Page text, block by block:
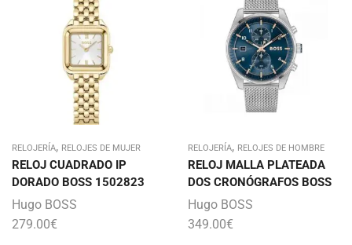
RELOJERÍA, RELOJES DE MUJER
RELOJ CUADRADO IP
DORADO BOSS 1502823
Hugo BOSS
279.00€
RELOJERÍA, RELOJES DE HOMBRE
RELOJ MALLA PLATEADA
DOS CRONÓGRAFOS BOSS
Hugo BOSS
349.00€